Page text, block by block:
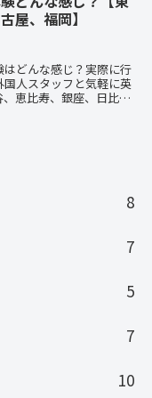
屋、福岡】
どんな感じ？実際に行
人スタッフと気軽に英
恵比寿、銀座、日比
8
7
5
7
10